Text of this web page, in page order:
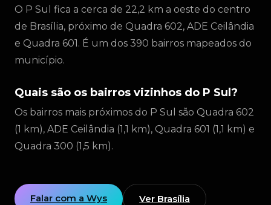
O P Sul fica a cerca de 22,2 km a oeste do centro
de Brasília, próximo de Quadra 602, ADE Ceilândia
e Quadra 601. É um dos 390 bairros mapeados do
município.
Quais são os bairros vizinhos do P Sul?
Os bairros mais próximos do P Sul são Quadra 602
(1 km), ADE Ceilândia (1,1 km), Quadra 601 (1,1 km) e
Quadra 300 (1,5 km).
Falar com a Wys Ver Brasília